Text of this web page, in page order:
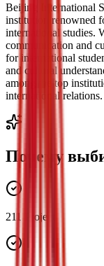
Beijing International
institution renowned
international studies.
communication and
for international
and cultural
among the top
international relations.
Почему
211 Project